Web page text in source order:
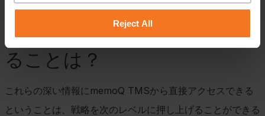
Reject All
データに基づくローカライゼ
ーション戦略でこれが意味す
ることは？
これらの深い情報に memoQ TMSから直接アクセスできる
ということは、戦略を次のレベルに押し上げることができる